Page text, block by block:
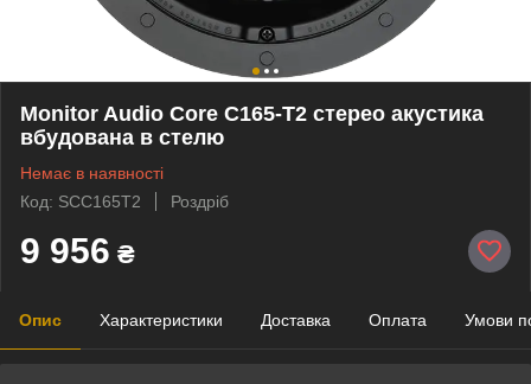
Monitor Audio Core C165-T2 стерео акустика
вбудована в стелю
Немає в наявності
Код: SCC165T2
Роздріб
9 956 ₴
Опис Характеристики Доставка Оплата Умови